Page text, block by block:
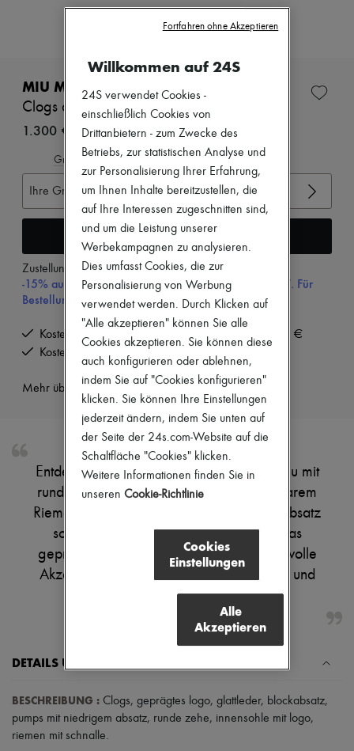
Oberteile
Jacken
Röcke
Denim
Strickwaren
Mäntel
Sweatshirts
Schuhe
Alle Produkte
Sandalen
Ballerinas
Pumps
Stiefel & Stiefeletten
Mokassins
Derbys & Oxfords
Crossover-Taschen
Schultertaschen
Rucksäcke
Bucket-Bag
Gürtel
Schals
Hüte
Taschenschmuck und Schlüsselanhänger
MIU MIU
Clogs aus Leder
1.300 €
Gröβentabelle ansehen
Ihre Gröβe auswählen
In den Warenkorb
Zustellung abDienstag, 11. August
-15% auf Ihre Erste Bestellung mit dem Code 15FIRST. Für
Bestellungen über 200€
Kostenlose Lieferung ab einem Bestellwert von 200 €
Kostenlose Rücksendung und Abholung zu Hause
Mehr über dieses Produkt erfahren
Entdecke die Glattleder-Clogs von Miu Miu mit
runder, geschlossener Zehe und verstellbarem
Riemen an der Ferse. Der niedrige Blockabsatz
sorgt für angenehmen Halt, während das
geprägte Logo und das Metallic-Finish stilvolle
Akzente setzen. Eine Innensohle mit Logo und
Lederfutter runden das Design ab.
DETAILS UND PFLEGE
BESCHREIBUNG : Clogs, geprägtes logo, glattleder, blockabsatz,
pumps mit niedrigem absatz, runde zehe, innensohle mit logo,
riemen mit schnalle.
Willkommen auf 24S
24S verwendet Cookies -
einschließlich Cookies von
Drittanbietern - zum Zwecke des
Betriebs, zur statistischen Analyse und
zur Personalisierung Ihrer Erfahrung,
um Ihnen Inhalte bereitzustellen, die
auf Ihre Interessen zugeschnitten sind,
und um die Leistung unserer
Werbekampagnen zu analysieren.
Dies umfasst Cookies, die zur
Personalisierung von Werbung
verwendet werden. Durch Klicken auf
"Alle akzeptieren" können Sie alle
Cookies akzeptieren. Sie können diese
auch konfigurieren oder ablehnen,
indem Sie auf "Cookies konfigurieren"
klicken. Sie können Ihre Einstellungen
jederzeit ändern, indem Sie unten auf
der Seite der 24s.com-Website auf die
Schaltfläche "Cookies" klicken.
Weitere Informationen finden Sie in
unseren Cookie-Richtlinie
Cookies
Einstellungen
Alle
Akzeptieren
Fortfahren ohne Akzeptieren